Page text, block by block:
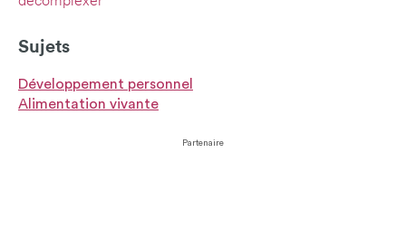
Sujets
Développement personnel
Alimentation vivante
Partenaire